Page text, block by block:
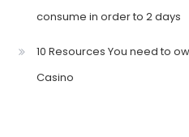
consume in order to 2 days
10 Resources You need to
Casino